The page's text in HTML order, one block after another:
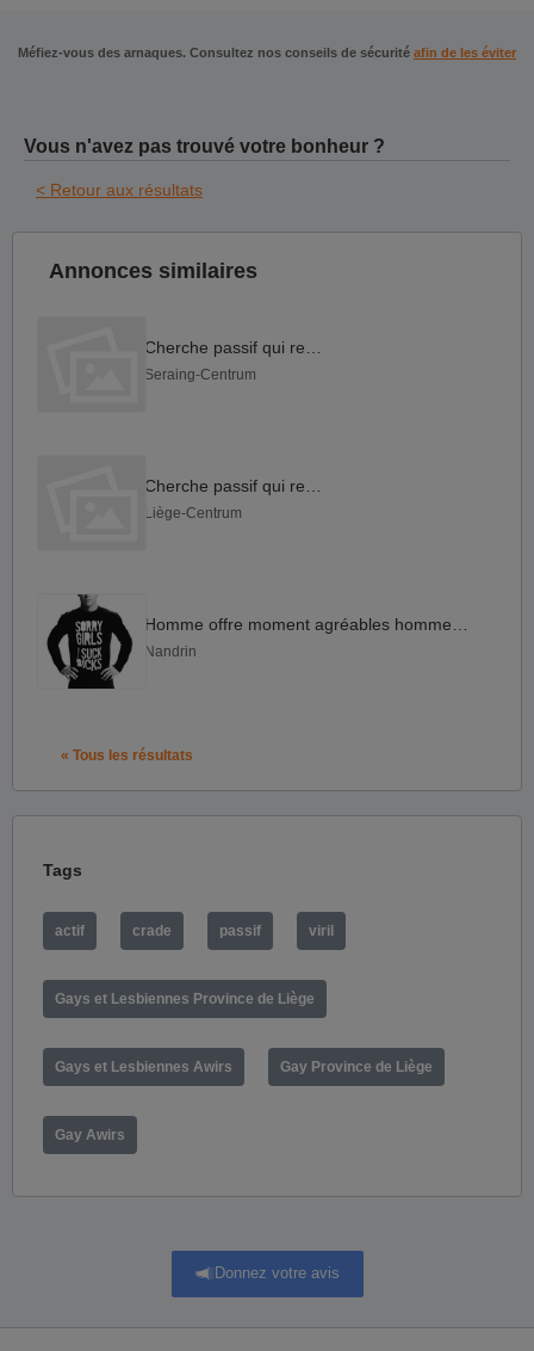
Méfiez-vous des arnaques. Consultez nos conseils de sécurité afin de les éviter
Vous n'avez pas trouvé votre bonheur ?
< Retour aux résultats
Annonces similaires
Seraing-Centrum
Liège-Centrum
Nandrin
« Tous les résultats
Tags
actif crade passif viril
Gays et Lesbiennes Province de Liège
Gays et Lesbiennes Awirs Gay Province de Liège
Gay Awirs
Donnez votre avis